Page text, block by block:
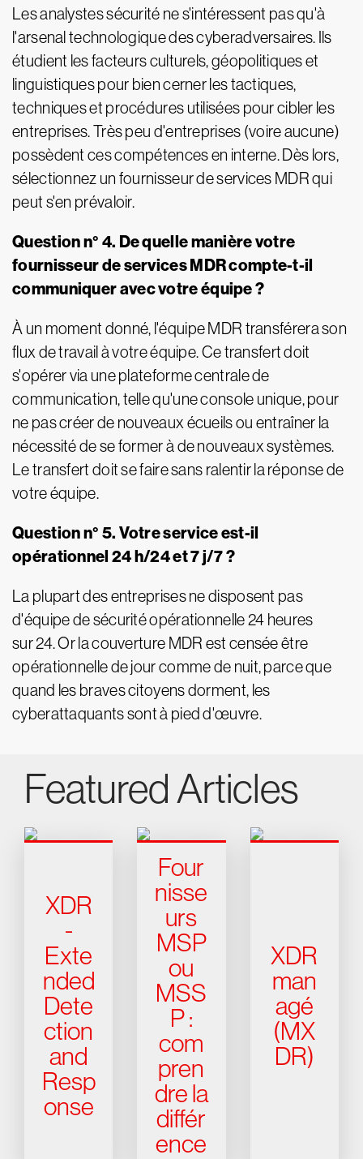
Les analystes sécurité ne s'intéressent pas qu'à
l'arsenal technologique des cyberadversaires. Ils
étudient les facteurs culturels, géopolitiques et
linguistiques pour bien cerner les tactiques,
techniques et procédures utilisées pour cibler les
entreprises. Très peu d'entreprises (voire aucune)
possèdent ces compétences en interne. Dès lors,
sélectionnez un fournisseur de services MDR qui
peut s'en prévaloir.
Question n° 4. De quelle manière votre
fournisseur de services MDR compte-t-il
communiquer avec votre équipe ?
À un moment donné, l'équipe MDR transférera son
flux de travail à votre équipe. Ce transfert doit
s'opérer via une plateforme centrale de
communication, telle qu'une console unique, pour
ne pas créer de nouveaux écueils ou entraîner la
nécessité de se former à de nouveaux systèmes.
Le transfert doit se faire sans ralentir la réponse de
votre équipe.
Question n° 5. Votre service est-il
opérationnel 24 h/24 et 7 j/7 ?
La plupart des entreprises ne disposent pas
d'équipe de sécurité opérationnelle 24 heures
sur 24. Or la couverture MDR est censée être
opérationnelle de jour comme de nuit, parce que
quand les braves citoyens dorment, les
cyberattaquants sont à pied d'œuvre.
Featured Articles
XDR
-
Exte
nded
Dete
ction
and
Resp
onse
Four
nisse
urs
MSP
ou
MSS
P :
com
pren
dre la
différ
ence
XDR
man
agé
(MX
DR)